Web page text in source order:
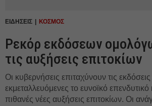
ΕΙΔΗΣΕΙΣ ΚΟΣΜΟΣ
Ρεκόρ εκδόσεων
τις αυξήσεις επιτοκίων
Οι κυβερνήσεις επιταχύνουν τις
εκμεταλλευόμενες το ευνοϊκό
πιθανές νέες αυξήσεις επιτοκίων. Οι